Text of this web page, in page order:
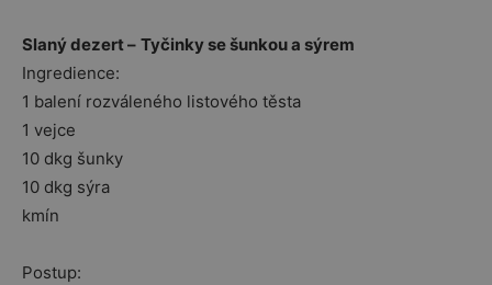
Slaný dezert – Tyčinky se šunkou a sýrem
Ingredience:
1 balení rozváleného listového těsta
1 vejce
10 dkg šunky
10 dkg sýra
kmín
Postup: